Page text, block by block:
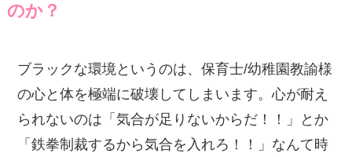
のか？
ブラックな環境というのは、保育士/幼稚園教諭様
の心と体を極端に破壊してしまいます。心が耐え
られないのは「気合が足りないからだ！！」とか
「鉄拳制裁するから気合を入れろ！！」なんて時